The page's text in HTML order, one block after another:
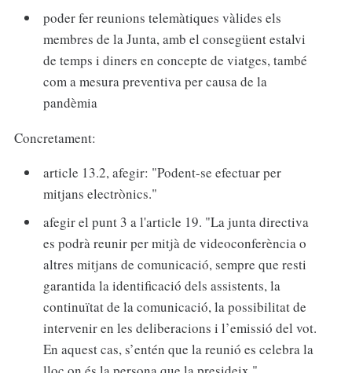
poder fer reunions telemàtiques vàlides els
membres de la Junta, amb el consegüent estalvi
de temps i diners en concepte de viatges, també
com a mesura preventiva per causa de la
pandèmia
Concretament:
article 13.2, afegir: "Podent-se efectuar per
mitjans electrònics."
afegir el punt 3 a l'article 19. "La junta directiva
es podrà reunir per mitjà de videoconferència o
altres mitjans de comunicació, sempre que resti
garantida la identificació dels assistents, la
continuïtat de la comunicació, la possibilitat de
intervenir en les deliberacions i l’emissió del vot.
En aquest cas, s’entén que la reunió es celebra la